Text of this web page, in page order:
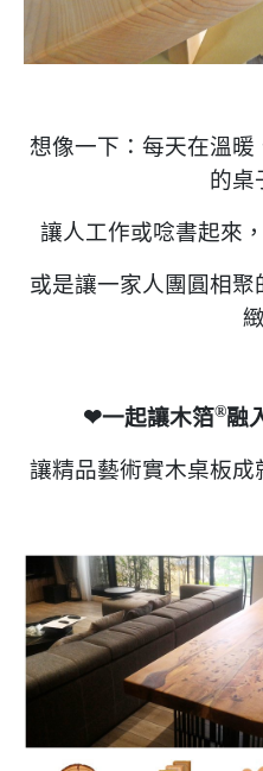
想像一下：每天在溫暖
的桌
讓人工作或唸書起來
或是讓一家人團圓相
❤一起讓木箔®融
讓精品藝術實木桌板成